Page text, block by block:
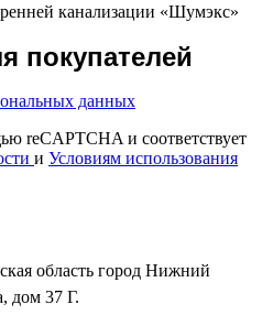
канализации «Шумэкс»
покупателей
данных
reCAPTCHA и соответствует
и Условиям использования
область город Нижний
дом 37 Г.